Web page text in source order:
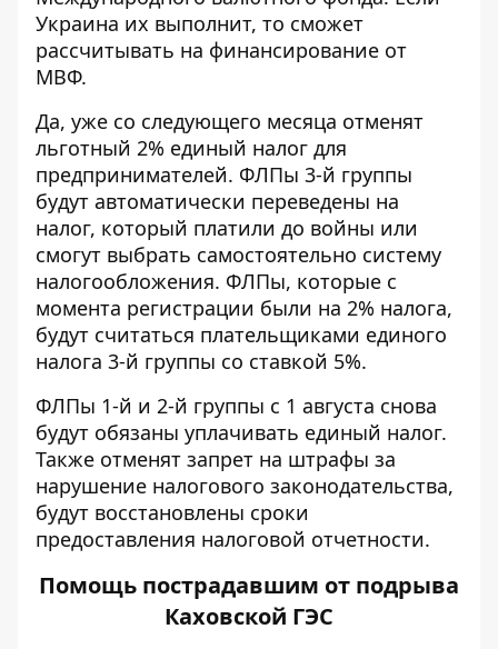
Украина их выполнит, то сможет
рассчитывать на финансирование от
МВФ.
Да, уже со следующего месяца отменят
льготный 2% единый налог для
предпринимателей. ФЛПы 3-й группы
будут автоматически переведены на
налог, который платили до войны или
смогут выбрать самостоятельно систему
налогообложения. ФЛПы, которые с
момента регистрации были на 2% налога,
будут считаться плательщиками единого
налога 3-й группы со ставкой 5%.
ФЛПы 1-й и 2-й группы с 1 августа снова
будут обязаны уплачивать единый налог.
Также отменят запрет на штрафы за
нарушение налогового законодательства,
будут восстановлены сроки
предоставления налоговой отчетности.
Помощь пострадавшим от подрыва
Каховской ГЭС